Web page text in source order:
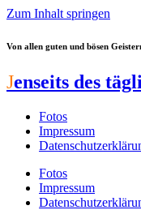
Zum Inhalt springen
Von allen guten und bösen
Jenseits des
Fotos
Impressum
Fotos
Impressum